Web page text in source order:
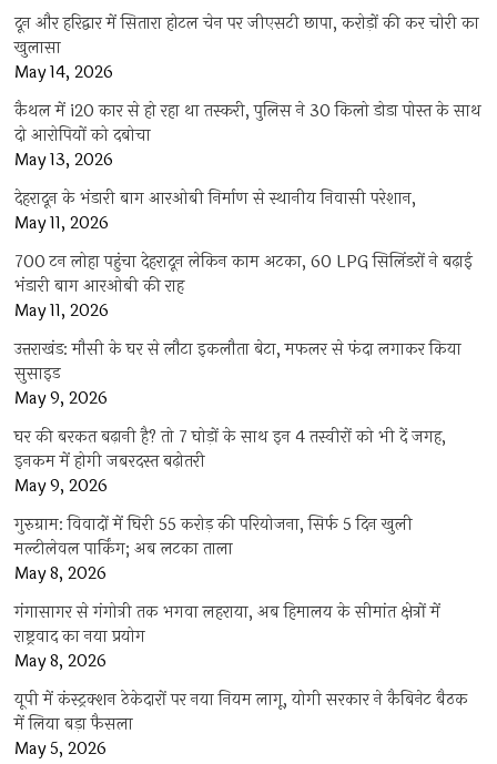
दून और हरिद्वार में सितारा होटल चेन पर जीएसटी छापा, करोड़ों की कर चोरी का
खुलासा
May 14, 2026
कैथल में i20 कार से हो रहा था तस्करी, पुलिस ने 30 किलो डोडा पोस्त के साथ
दो आरोपियों को दबोचा
May 13, 2026
देहरादून के भंडारी बाग आरओबी निर्माण से स्थानीय निवासी परेशान,
May 11, 2026
700 टन लोहा पहुंचा देहरादून लेकिन काम अटका, 60 LPG सिलिंडरों ने बढ़ाई
भंडारी बाग आरओबी की राह
May 11, 2026
उत्तराखंड: मौसी के घर से लौटा इकलौता बेटा, मफलर से फंदा लगाकर किया
सुसाइड
May 9, 2026
घर की बरकत बढ़ानी है? तो 7 घोड़ों के साथ इन 4 तस्वीरों को भी दें जगह,
इनकम में होगी जबरदस्त बढ़ोतरी
May 9, 2026
गुरुग्राम: विवादों में घिरी 55 करोड़ की परियोजना, सिर्फ 5 दिन खुली
मल्टीलेवल पार्किंग; अब लटका ताला
May 8, 2026
गंगासागर से गंगोत्री तक भगवा लहराया, अब हिमालय के सीमांत क्षेत्रों में
राष्ट्रवाद का नया प्रयोग
May 8, 2026
यूपी में कंस्ट्रक्शन ठेकेदारों पर नया नियम लागू, योगी सरकार ने कैबिनेट बैठक
में लिया बड़ा फैसला
May 5, 2026